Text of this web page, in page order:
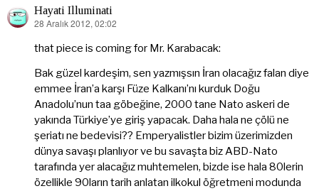
Hayati Illuminati
dedi
28 Aralık 2012, 02:02
that piece is coming for Mr. Karabacak:
Bak güzel kardeşim, sen yazmışsın İran olacağız falan diye
emmee İran’a karşı Füze Kalkanı’nı kurduk Doğu
Anadolu’nun taa göbeğine, 2000 tane Nato askeri de
yakında Türkiye’ye giriş yapacak. Daha hala ne çölü ne
şeriatı ne bedevisi?? Emperyalistler bizim üzerimizden
dünya savaşı planlıyor ve bu savaşta biz ABD-Nato
tarafında yer alacağız muhtemelen, bizde ise hala 80lerin
özellikle 90ların tarih anlatan ilkokul öğretmeni modunda